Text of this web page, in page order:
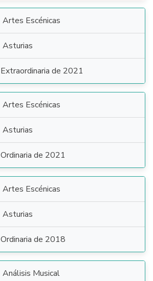
Artes Escénicas
Asturias
Extraordinaria de 2021
Artes Escénicas
Asturias
Ordinaria de 2021
Artes Escénicas
Asturias
Ordinaria de 2018
Análisis Musical